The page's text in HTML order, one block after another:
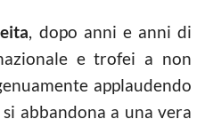
, dopo anni e anni di
e trofei a non
applaudendo
abbandona a una vera